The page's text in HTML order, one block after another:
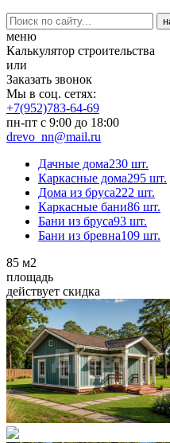
меню
Калькулятор строительства
или
Заказать звонок
Мы в соц. сетях:
+7(952)783-64-69
пн-пт с 9:00 до 18:00
drevo_nn@mail.ru
Дачные дома230 шт.
Каркасные дома295 шт.
Дома из бруса222 шт.
Каркасные бани86 шт.
Бани из бруса93 шт.
Бани из бревна109 шт.
85 м2
площадь
действует скидка